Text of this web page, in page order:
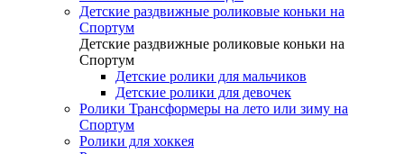
Детские раздвижные роликовые коньки на
Спортум
Детские раздвижные роликовые коньки на
Спортум
Детские ролики для мальчиков
Детские ролики для девочек
Ролики Трансформеры на лето или зиму на
Спортум
Ролики для хоккея